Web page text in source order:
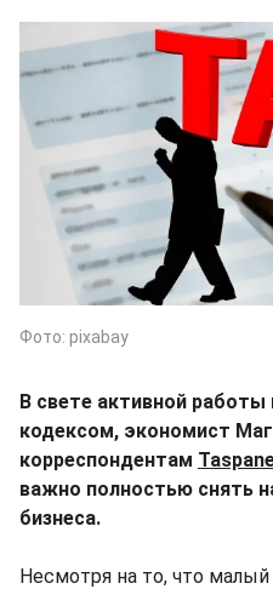
Фото: pixabay
В свете активной
кодексом, экономист
корреспондентам
важно полностью снять
бизнеса.
Несмотря на то, что